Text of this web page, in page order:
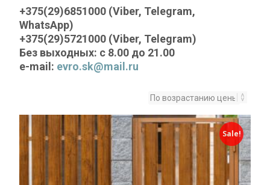
+375(29)6851000 (Viber, Telegram,
WhatsApp)
+375(29)5721000 (Viber, Telegram)
Без выходных: с 8.00 до 21.00
e-mail: evro.sk@mail.ru
Sale!